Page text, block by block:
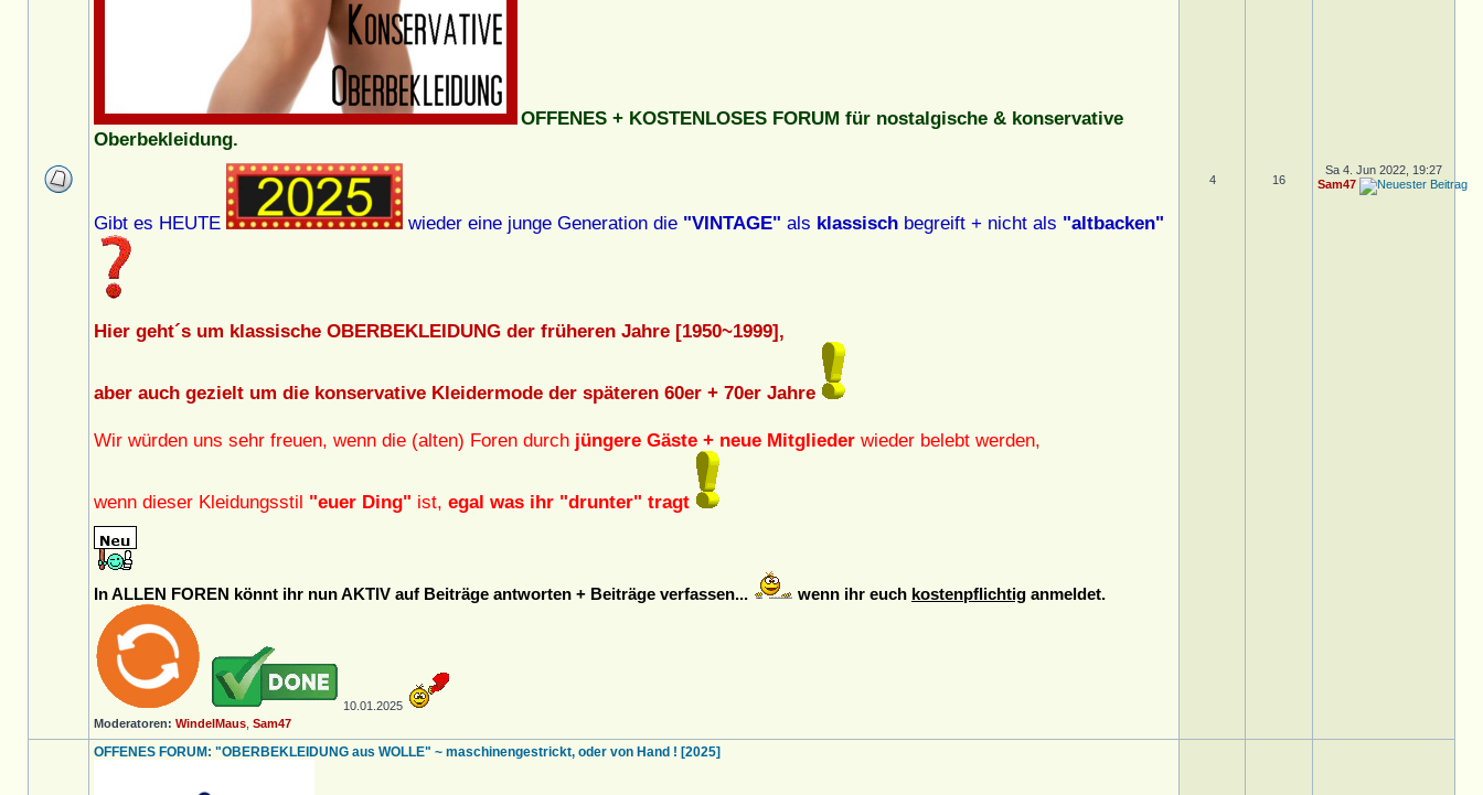
OFFENES + KOSTENLOSES FORUM für nostalgische & konservative
Oberbekleidung.
Gibt es HEUTE wieder eine junge Generation die "VINTAGE" als klassisch begreift + nicht als "altbacken"
Hier geht´s um klassische OBERBEKLEIDUNG der früheren Jahre [1950~1999],
aber auch gezielt um die konservative Kleidermode der späteren 60er + 70er Jahre
Wir würden uns sehr freuen, wenn die (alten) Foren durch jüngere Gäste + neue Mitglieder wieder belebt werden,
wenn dieser Kleidungsstil "euer Ding" ist, egal was ihr "drunter" tragt
In ALLEN FOREN könnt ihr nun AKTIV auf Beiträge antworten + Beiträge verfassen... wenn ihr euch kostenpflichtig anmeldet.
10.01.2025
Moderatoren: WindelMaus Sam47
4 16
Sa 4. Jun 2022, 19:27
Sam47
OFFENES FORUM: "OBERBEKLEIDUNG aus WOLLE" ~ maschinengestrickt, oder von Hand ! [2025]